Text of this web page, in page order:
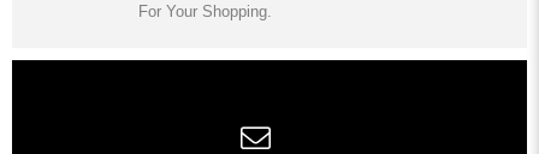
For Your Shopping.